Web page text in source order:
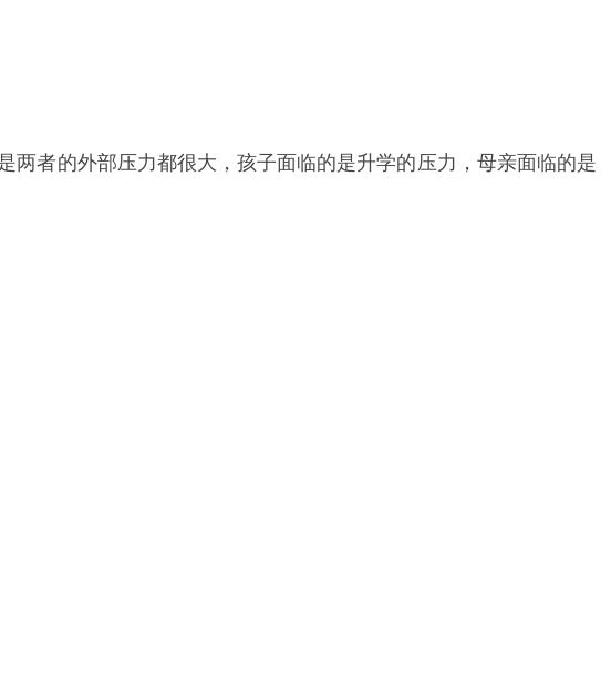
者的外部压力都很大，孩子面临的是升学的压力，母亲面临的是